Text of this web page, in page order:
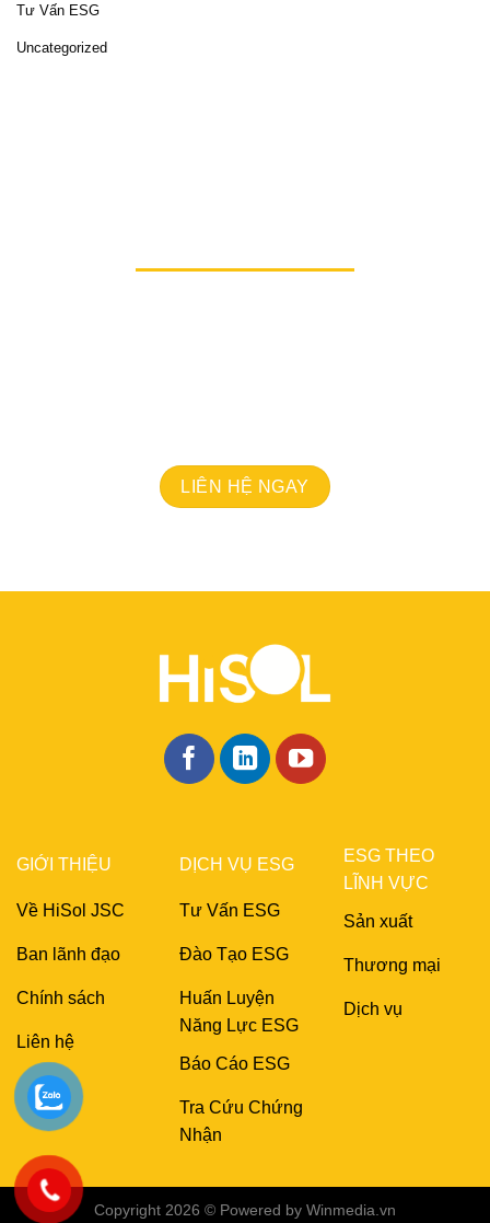
Tư Vấn ESG
Uncategorized
LIÊN HỆ NGAY
GIỚI THIỆU
Về HiSol JSC
Ban lãnh đạo
Chính sách
Liên hệ
DỊCH VỤ ESG
Tư Vấn ESG
Đào Tạo ESG
Huấn Luyện
Năng Lực ESG
Báo Cáo ESG
Tra Cứu Chứng
Nhận
ESG THEO
LĨNH VỰC
Sản xuất
Thương mại
Dịch vụ
Copyright 2026 © Powered by Winmedia.vn